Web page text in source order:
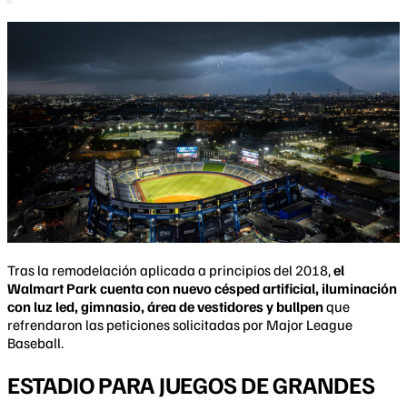
Tras la remodelación aplicada a principios del 2018,el
Walmart Park cuenta con nuevo césped artificial, iluminación
con luz led, gimnasio, área de vestidores y bullpenque
refrendaron las peticiones solicitadas por Major League
Baseball.
ESTADIO PARA JUEGOS DE GRANDES